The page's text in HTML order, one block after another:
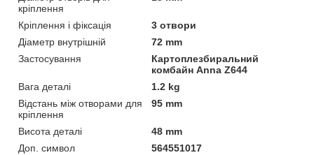
кріплення
Кріплення і фіксація
3 отвори
Діаметр внутрішній
72 mm
Застосування
Картоплезбиральний
комбайн Anna Z644
Вага деталі
1.2 kg
Відстань між отворами для
кріплення
95 mm
Висота деталі
48 mm
Доп. символ
564551017